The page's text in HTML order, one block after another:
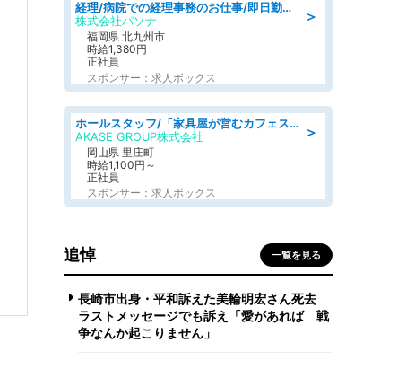
＞
経理/病院での経理事務のお仕事/即日勤務可/車通勤可/経理/一般事務
株式会社パソナ
福岡県 北九州市
時給1,380円
正社員
スポンサー：求人ボックス
＞
ホールスタッフ/「家具屋が営むカフェスタッフ!」週2日～OK!嬉しいまかない付き/岡山県/浅口郡里庄町
AKASE GROUP株式会社
岡山県 里庄町
時給1,100円～
正社員
スポンサー：求人ボックス
追悼 一覧を見る
長崎市出身・平和訴えた美輪明宏さん死去
ラストメッセージでも訴え「愛があれば 戦
争なんか起こりません」